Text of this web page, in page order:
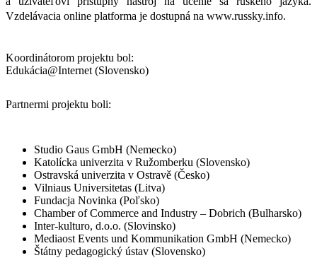
Vzdelávacia online platforma je dostupná na www.russky.info.
Koordinátorom projektu bol:
Edukácia@Internet (Slovensko)
Partnermi projektu boli:
Studio Gaus GmbH (Nemecko)
Katolícka univerzita v Ružomberku (Slovensko)
Ostravská univerzita v Ostravě (Česko)
Vilniaus Universitetas (Litva)
Fundacja Novinka (Poľsko)
Chamber of Commerce and Industry – Dobrich (Bulharsko)
Inter-kulturo, d.o.o. (Slovinsko)
Mediaost Events und Kommunikation GmbH (Nemecko)
Štátny pedagogický ústav (Slovensko)